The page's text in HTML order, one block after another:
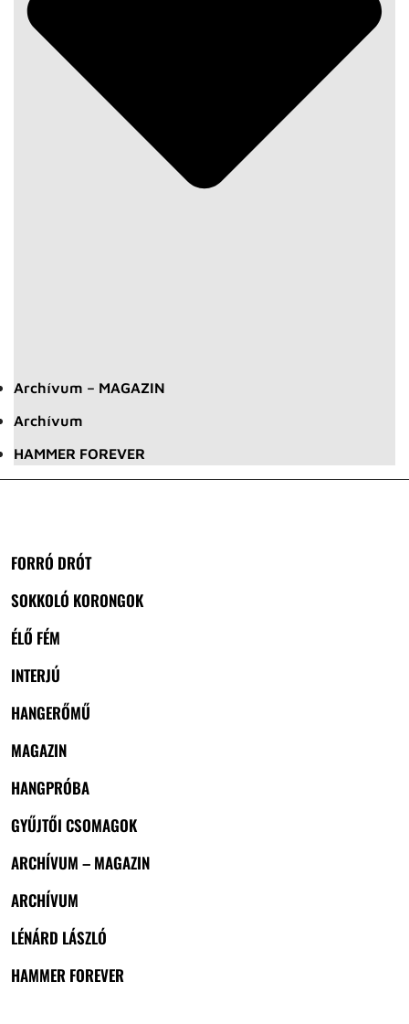
Archívum – MAGAZIN
Archívum
HAMMER FOREVER
FORRÓ DRÓT
SOKKOLÓ KORONGOK
ÉLŐ FÉM
INTERJÚ
HANGERŐMŰ
MAGAZIN
HANGPRÓBA
GYŰJTŐI CSOMAGOK
ARCHÍVUM – MAGAZIN
ARCHÍVUM
LÉNÁRD LÁSZLÓ
HAMMER FOREVER